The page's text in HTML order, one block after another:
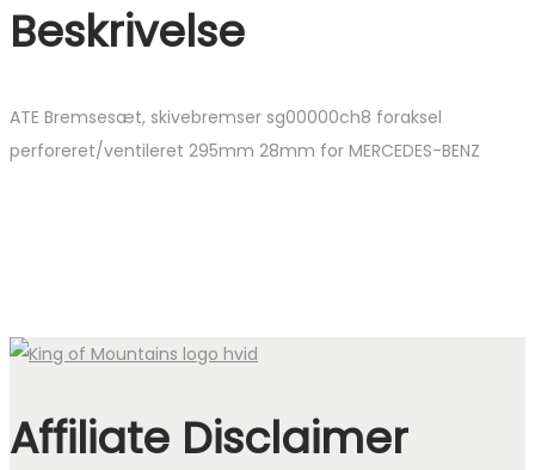
Beskrivelse
ATE Bremsesæt, skivebremser sg00000ch8 foraksel
perforeret/ventileret 295mm 28mm for MERCEDES-BENZ
Affiliate Disclaimer